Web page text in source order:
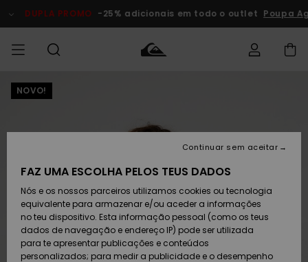
do
DUPLA PROMO -25% adicionais em todo o outlet Poupa
HOMEM
Calçado e
chinelos
Surfe/água
MENINO
Calçado e
chinelos
Surfe/água
MULHER
chegados
Highlights
SURF
Crianças
Highlights
SNOW
Homem
Artigos
Criança
Snow Shop
Feminino
Criança
Outlet
Mulher
Devoluções
Pagamento
Cartão
NOVO!
FAZ UMA ESCOLHA PELOS TEUS DADOS
Nós e os nossos parceiros utilizamos cookies ou tecnologia
equivalente para armazenar e/ou aceder a informações
no teu dispositivo. Esta informação pessoal (como os teus
dados de navegação e endereço IP) pode ser utilizada
para te apresentar publicações e conteúdos
personalizados; para medir a publicidade e o desempenho
Continuar sem aceitar